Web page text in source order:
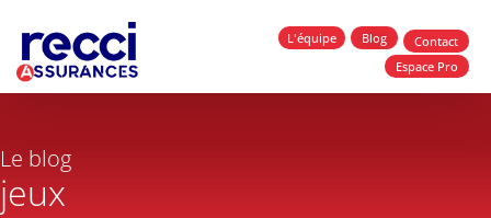
L'équipe Blog
Contact
Espace Pro
Le blog
jeux